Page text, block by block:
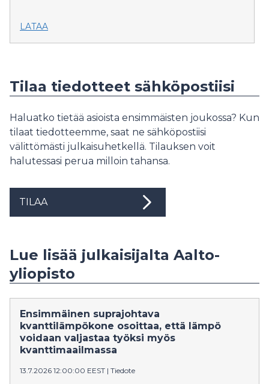
LATAA
Tilaa tiedotteet sähköpostiisi
Haluatko tietää asioista ensimmäisten joukossa? Kun
tilaat tiedotteemme, saat ne sähköpostiisi
välittömästi julkaisuhetkellä. Tilauksen voit
halutessasi perua milloin tahansa.
TILAA
Lue lisää julkaisijalta Aalto-
yliopisto
Ensimmäinen suprajohtava
kvanttilämpökone osoittaa, että lämpö
voidaan valjastaa työksi myös
kvanttimaailmassa
13.7.2026 12:00:00 EEST | Tiedote